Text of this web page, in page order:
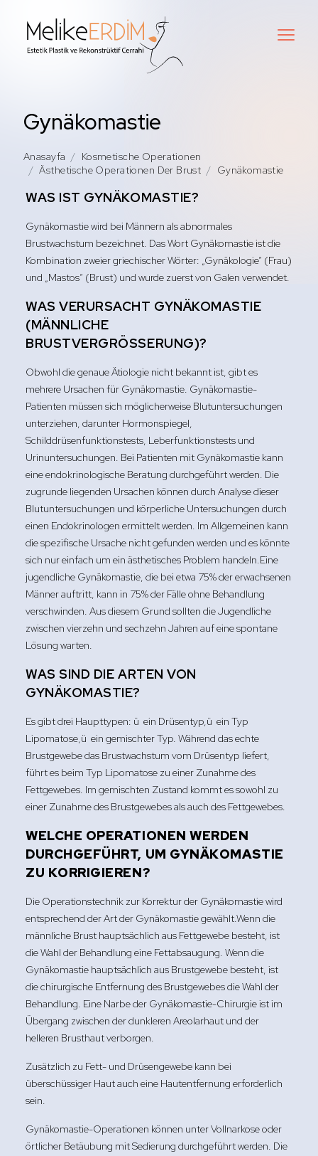
Gynäkomastie
Anasayfa
Kosmetische Operationen
Ästhetische Operationen Der Brust
Gynäkomastie
WAS IST GYNÄKOMASTIE?
Gynäkomastie wird bei Männern als abnormales
Brustwachstum bezeichnet. Das Wort Gynäkomastie ist die
Kombination zweier griechischer Wörter: „Gynäkologie“ (Frau)
und „Mastos“ (Brust) und wurde zuerst von Galen verwendet.
WAS VERURSACHT GYNÄKOMASTIE
(MÄNNLICHE
BRUSTVERGRÖSSERUNG)?
Obwohl die genaue Ätiologie nicht bekannt ist, gibt es
mehrere Ursachen für Gynäkomastie. Gynäkomastie-
Patienten müssen sich möglicherweise Blutuntersuchungen
unterziehen, darunter Hormonspiegel,
Schilddrüsenfunktionstests, Leberfunktionstests und
Urinuntersuchungen. Bei Patienten mit Gynäkomastie kann
eine endokrinologische Beratung durchgeführt werden. Die
zugrunde liegenden Ursachen können durch Analyse dieser
Blutuntersuchungen und körperliche Untersuchungen durch
einen Endokrinologen ermittelt werden. Im Allgemeinen kann
die spezifische Ursache nicht gefunden werden und es könnte
sich nur einfach um ein ästhetisches Problem handeln.Eine
jugendliche Gynäkomastie, die bei etwa 75% der erwachsenen
Männer auftritt, kann in 75% der Fälle ohne Behandlung
verschwinden. Aus diesem Grund sollten die Jugendliche
zwischen vierzehn und sechzehn Jahren auf eine spontane
Lösung warten.
WAS SIND DIE ARTEN VON
GYNÄKOMASTIE?
Es gibt drei Haupttypen: ü ein Drüsentyp,ü ein Typ
Lipomatose,ü ein gemischter Typ. Während das echte
Brustgewebe das Brustwachstum vom Drüsentyp liefert,
führt es beim Typ Lipomatose zu einer Zunahme des
Fettgewebes. Im gemischten Zustand kommt es sowohl zu
einer Zunahme des Brustgewebes als auch des Fettgewebes.
WELCHE OPERATIONEN WERDEN
DURCHGEFÜHRT, UM GYNÄKOMASTIE
ZU KORRIGIEREN?
Die Operationstechnik zur Korrektur der Gynäkomastie wird
entsprechend der Art der Gynäkomastie gewählt.Wenn die
männliche Brust hauptsächlich aus Fettgewebe besteht, ist
die Wahl der Behandlung eine Fettabsaugung. Wenn die
Gynäkomastie hauptsächlich aus Brustgewebe besteht, ist
die chirurgische Entfernung des Brustgewebes die Wahl der
Behandlung. Eine Narbe der Gynäkomastie-Chirurgie ist im
Übergang zwischen der dunkleren Areolarhaut und der
helleren Brusthaut verborgen.
Zusätzlich zu Fett- und Drüsengewebe kann bei
überschüssiger Haut auch eine Hautentfernung erforderlich
sein.
Gynäkomastie-Operationen können unter Vollnarkose oder
örtlicher Betäubung mit Sedierung durchgeführt werden. Die